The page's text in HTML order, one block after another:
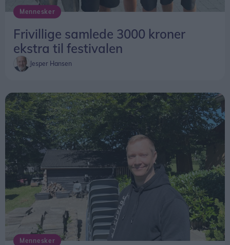
Mennesker
Frivillige samlede 3000 kroner
ekstra til festivalen
Jesper Hansen
Mennesker